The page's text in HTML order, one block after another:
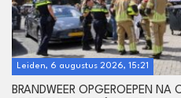
Leiden, 6 augustus 2026, 15:21
BRANDWEER OPGEROEPEN NA